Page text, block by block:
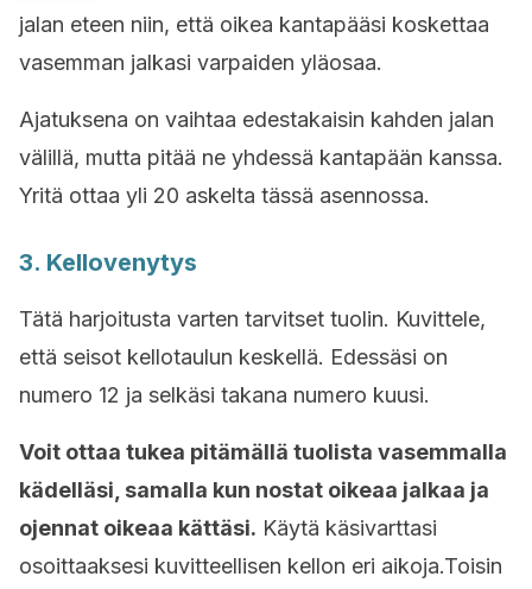
jalan eteen niin, että oikea kantapääsi koskettaa
vasemman jalkasi varpaiden yläosaa.
Ajatuksena on vaihtaa edestakaisin kahden jalan
välillä, mutta pitää ne yhdessä kantapään kanssa.
Yritä ottaa yli 20 askelta tässä asennossa.
3. Kellovenytys
Tätä harjoitusta varten tarvitset tuolin. Kuvittele,
että seisot kellotaulun keskellä. Edessäsi on
numero 12 ja selkäsi takana numero kuusi.
Voit ottaa tukea pitämällä tuolista vasemmalla
kädelläsi, samalla kun nostat oikeaa jalkaa ja
ojennat oikeaa kättäsi. Käytä käsivarttasi
osoittaaksesi kuvitteellisen kellon eri aikoja.Toisin